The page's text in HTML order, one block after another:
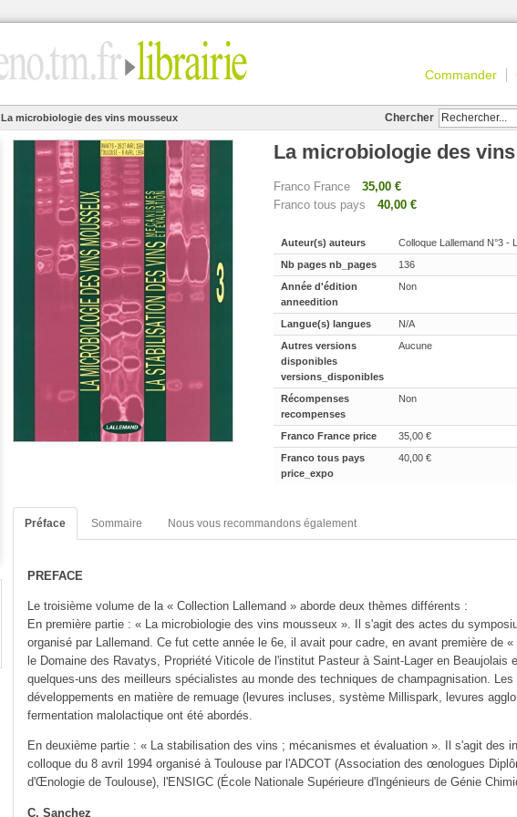
Commander
La microbiologie des vins mousseux Chercher
La microbiologie des
Franco France
35,00 €
Franco tous pays
40,00 €
Auteur(s) auteurs
Colloque Lallemand N°3 -
Nb pages nb_pages
136
Année d'édition
anneedition
Non
Langue(s) langues
N/A
Autres versions
disponibles
versions_disponibles
Aucune
Récompenses
recompenses
Non
Franco France price
35,00 €
Franco tous pays
price_expo
40,00 €
Préface Sommaire Nous vous recommandons également
PREFACE
Le troisième volume de la « Collection Lallemand » aborde deux thèmes différents :
En première partie : « La microbiologie des vins mousseux ». Il s'agit des actes du
organisé par Lallemand. Ce fut cette année le 6e, il avait pour cadre, en avant première de «
le Domaine des Ravatys, Propriété Viticole de l'institut Pasteur à Saint-Lager en Beaujolais
quelques-uns des meilleurs spécialistes au monde des techniques de champagnisation. Les
développements en matière de remuage (levures incluses, système Millispark, levures
fermentation malolactique ont été abordés.
En deuxième partie : « La stabilisation des vins ; mécanismes et évaluation ». Il s'agit des
colloque du 8 avril 1994 organisé à Toulouse par l'ADCOT (Association des œnologues
d'Œnologie de Toulouse), l'ENSIGC (École Nationale Supérieure d'Ingénieurs de Génie
C. Sanchez